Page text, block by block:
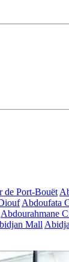
de Port-Bouët
Abdoufata
Abdourahmane
Mall